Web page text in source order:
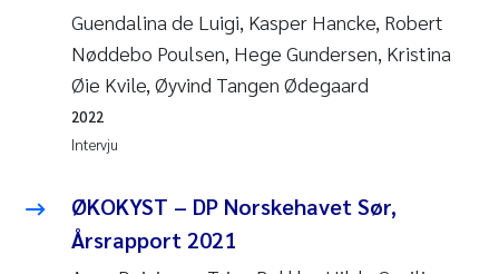
Guendalina de Luigi, Kasper Hancke, Robert
Nøddebo Poulsen, Hege Gundersen, Kristina
Øie Kvile, Øyvind Tangen Ødegaard
Intervju
2022
ØKOKYST – DP Norskehavet Sør,
Årsrapport 2021